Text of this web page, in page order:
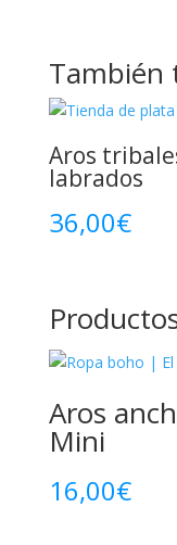
También
Aros
labrados
36,00€
Aros
Mini
16,00€